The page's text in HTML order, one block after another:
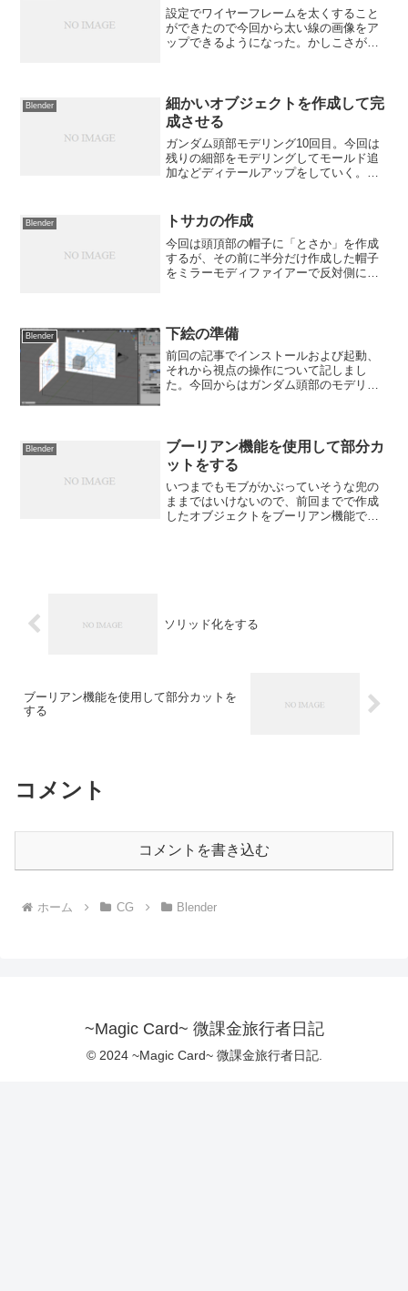
設定でワイヤーフレームを太くすること
ができたので今回から太い線の画像をア
ップできるようになった。かしこさが１
する。帽子の輪郭を使いま...
Blender
細かいオブジェクトを作成して完
成させる
ガンダム頭部モデリング10回目。今回は
残りの細部をモデリングしてモールド追
加などディテールアップをしていく。ク
して別オブジェクトとしたものをベース
にする。マスク上辺をコ...
Blender トサカの作成
今回は頭頂部の帽子に「とさか」を作成
するが、その前に半分だけ作成した帽子
をミラーモディファイアーで反対側にも
ープロパティで「モディフ...
Blender 下絵の準備
前回の記事でインストールおよび起動、
それから視点の操作について記しまし
た。今回からはガンダム頭部のモデリン
ラストや完成したプラモだけ...
Blender
ブーリアン機能を使用して部分カ
ットをする
いつまでもモブがかぶっていそうな兜の
ままではいけないので、前回までで作成
したオブジェクトをブーリアン機能でカ
ソリッド化をする
ブーリアン機能を使用して部分カットを
する
コメント
コメントを書き込む
ホーム CG Blender
~Magic Card~ 微課金旅行者日記
© 2024 ~Magic Card~ 微課金旅行者日記.